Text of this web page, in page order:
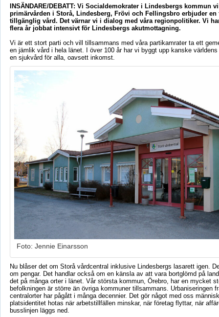
INSÄNDARE/DEBATT: Vi Socialdemokrater i Lindesbergs kommun
primärvården i Storå, Lindesberg, Frövi och Fellingsbro erbjuder en
tillgänglig vård. Det värnar vi i dialog med våra regionpolitiker. Vi
flera år jobbat intensivt för Lindesbergs akutmottagning.
Vi är ett stort parti och vill tillsammans med våra partikamrater ta ett
en jämlik vård i hela länet. I över 100 år har vi byggt upp kanske
en sjukvård för alla, oavsett inkomst.
Foto: Jennie Einarsson
Nu blåser det om Storå vårdcentral inklusive Lindesbergs lasarett igen.
om pengar. Det handlar också om en känsla av att vara bortglömd på
det på många orter i länet. Vår största kommun, Örebro, har en mycket
befolkningen är större än övriga kommuner tillsammans. Urbaniseringen
centralorter har pågått i många decennier. Det gör något med oss
platsidentitet hotas när arbetstillfällen minskar, när företag flyttar, när
busslinjen läggs ned.